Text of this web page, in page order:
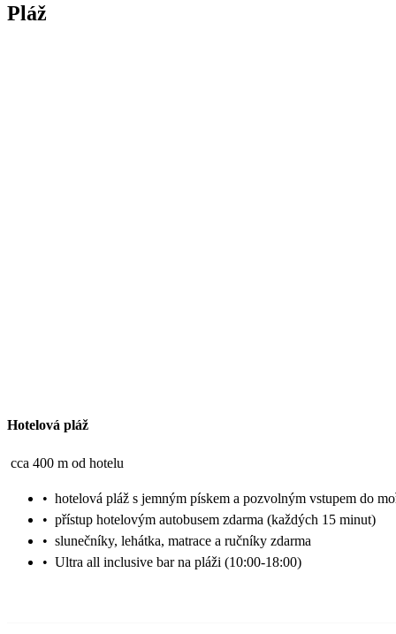
Pláž
Hotelová pláž
cca 400 m od hotelu
• hotelová pláž s jemným pískem a pozvolným vstupem do
• přístup hotelovým autobusem zdarma (každých 15 minut)
• slunečníky, lehátka, matrace a ručníky zdarma
• Ultra all inclusive bar na pláži (10:00-18:00)